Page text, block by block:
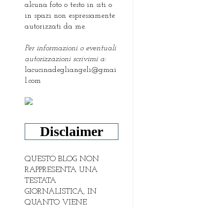
alcuna foto o testo in siti o
in spazi non espressamente
autorizzati da me.
Per informazioni o eventuali
autorizzazioni scrivimi a:
lacucinadegliangeli@gmai
l.com
Disclaimer
QUESTO BLOG NON
RAPPRESENTA UNA
TESTATA
GIORNALISTICA, IN
QUANTO VIENE